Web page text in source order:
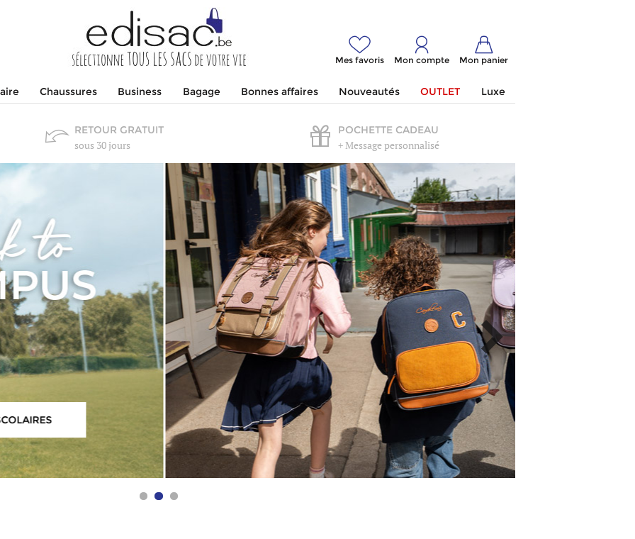
Mes favoris Mon compte Mon panier
Chaussures Business Bagage Bonnes affaires Nouveautés OUTLET Luxe
RETOUR GRATUIT
sous 30 jours
POCHETTE CADEAU
+ Message personnalisé
JE DÉCOUVRE